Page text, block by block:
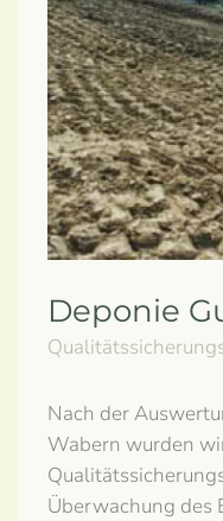
Deponie
Nach der
Wabern wurden
Überwachung des